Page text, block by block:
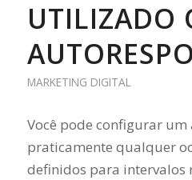
UTILIZADO
MARKETING DIGITAL
Você pode configurar
praticamente qualquer
definidos para intervalos